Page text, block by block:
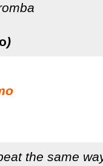
)
the same